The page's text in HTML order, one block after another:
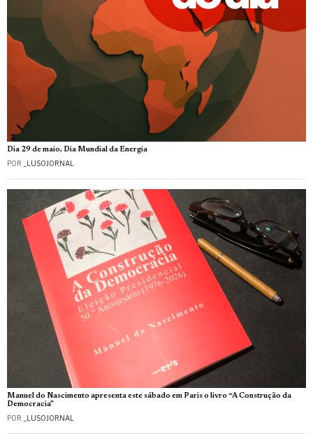
Dia 29 de maio, Dia Mundial da Energia
POR _LUSOJORNAL
Manuel do Nascimento apresenta este sábado em Paris o livro “A Construção da
Democracia”
POR _LUSOJORNAL